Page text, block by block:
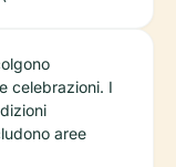
celebrazioni. I
aree